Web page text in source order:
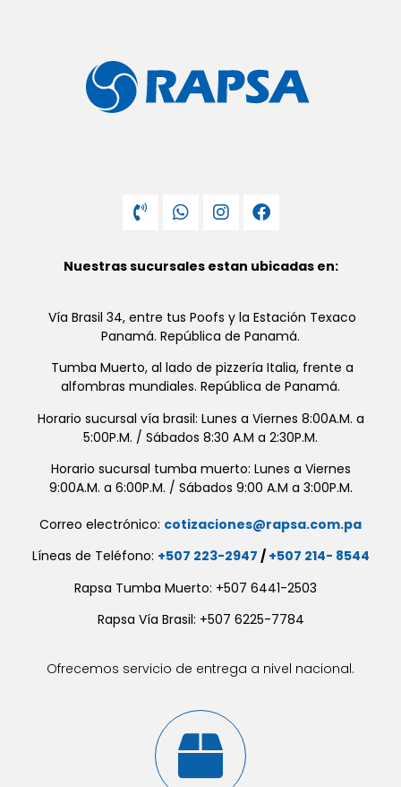
Nuestras sucursales estan ubicadas en:
Vía Brasil 34, entre tus Poofs y la Estación Texaco
Panamá. República de Panamá.
Tumba Muerto, al lado de pizzería Italia, frente a
alfombras mundiales. República de Panamá.
Horario sucursal vía brasil: Lunes a Viernes 8:00A.M. a
5:00P.M. / Sábados 8:30 A.M a 2:30P.M.
Horario sucursal tumba muerto: Lunes a Viernes
9:00A.M. a 6:00P.M. / Sábados 9:00 A.M a 3:00P.M.
Correo electrónico: cotizaciones@rapsa.com.pa
Líneas de Teléfono: +507 223-2947 / +507 214- 8544
Rapsa Tumba Muerto: +507 6441-2503
Rapsa Vía Brasil: +507 6225-7784
Ofrecemos servicio de entrega a nivel nacional.